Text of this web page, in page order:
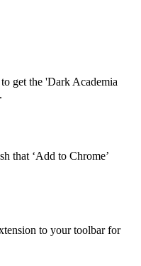
get the 'Dark Academia
that ‘Add to Chrome’
to your toolbar for